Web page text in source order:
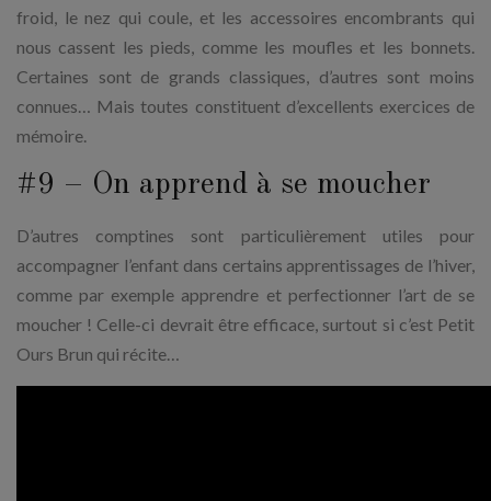
froid, le nez qui coule, et les accessoires encombrants qui
nous cassent les pieds, comme les moufles et les bonnets.
Certaines sont de grands classiques, d’autres sont moins
connues… Mais toutes constituent d’excellents exercices de
mémoire.
#9 – On apprend à se moucher
D’autres comptines sont particulièrement utiles pour
accompagner l’enfant dans certains apprentissages de l’hiver,
comme par exemple apprendre et perfectionner l’art de se
moucher ! Celle-ci devrait être efficace, surtout si c’est Petit
Ours Brun qui récite…